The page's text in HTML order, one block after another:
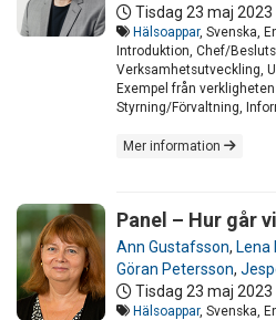
Tisdag 23 maj 2023
Hälsoappar, Svenska,
Introduktion, Chef/
Verksamhetsutveckling,
Exempel från
Styrning/Förvaltning,
Mer information
Panel – Hur går
Ann Gustafsson, Lena
Göran Petersson,
Tisdag 23 maj 2023
Hälsoappar, Svenska,